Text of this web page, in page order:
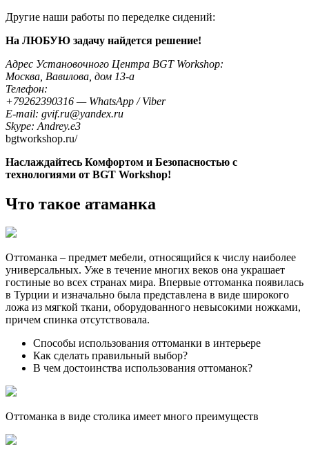
Другие наши работы по переделке сидений:
На ЛЮБУЮ задачу найдется решение!
Адрес Установочного Центра BGT Workshop:
Москва, Вавилова, дом 13-а
Телефон:
+79262390316 — WhatsApp / Viber
E-mail: gvif.ru@yandex.ru
Skype: Andrey.e3
bgtworkshop.ru/
Наслаждайтесь Комфортом и Безопасностью с
технологиями от BGT Workshop!
Что такое атаманка
Оттоманка – предмет мебели, относящийся к числу наиболее
универсальных. Уже в течение многих веков она украшает
гостиные во всех странах мира. Впервые оттоманка появилась
в Турции и изначально была представлена в виде широкого
ложа из мягкой ткани, оборудованного невысокими ножками,
причем спинка отсутствовала.
Способы использования оттоманки в интерьере
Как сделать правильный выбор?
В чем достоинства использования оттоманок?
Оттоманка в виде столика имеет много преимуществ